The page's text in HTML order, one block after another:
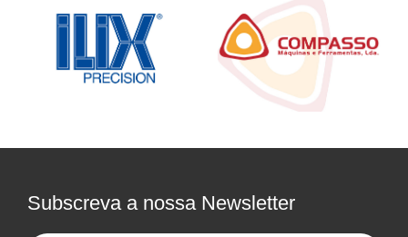
Subscreva a nossa Newsletter